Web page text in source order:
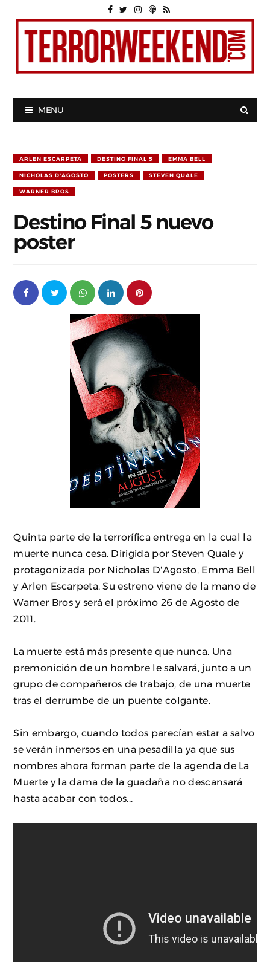
MENU
ARLEN ESCARPETA DESTINO FINAL 5 EMMA BELL
NICHOLAS D'AGOSTO POSTERS STEVEN QUALE
WARNER BROS
Destino Final 5 nuevo
poster
Quinta parte de la terrorífica entrega en la cual la
muerte nunca cesa. Dirigida por Steven Quale y
protagonizada por Nicholas D'Agosto, Emma Bell
y Arlen Escarpeta. Su estreno viene de la mano de
Warner Bros y será el próximo 26 de Agosto de
2011.
La muerte está más presente que nunca. Una
premonición de un hombre le salvará, junto a un
grupo de compañeros de trabajo, de una muerte
tras el derrumbe de un puente colgante.
Sin embargo, cuando todos parecían estar a salvo
se verán inmersos en una pesadilla ya que sus
nombres ahora forman parte de la agenda de La
Muerte y la dama de la guadaña no descansará
hasta acabar con todos...